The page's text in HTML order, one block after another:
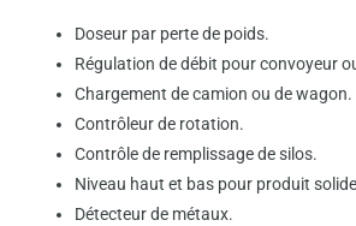
Doseur par perte de poids.
Régulation de débit pour convoyeur
Chargement de camion ou de wagon.
Contrôleur de rotation.
Contrôle de remplissage de silos.
Niveau haut et bas pour produit
Détecteur de métaux.